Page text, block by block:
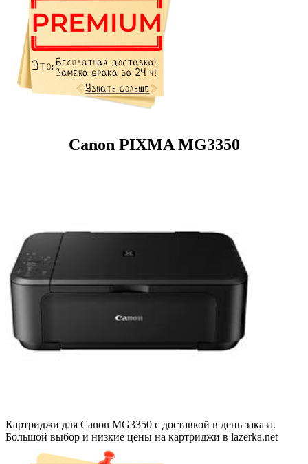
Canon PIXMA MG3350
Картриджи для Canon MG3350 с доставкой в день заказа.
Большой выбор и низкие цены на картриджи в lazerka.net